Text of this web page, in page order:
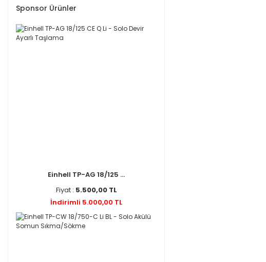
Sponsor Ürünler
Einhell TP-AG 18/125 ...
Fiyat : 5.500,00 TL
İndirimli 5.000,00 TL